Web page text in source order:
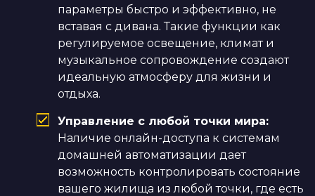
параметры быстро и эффективно, не
вставая с дивана. Такие функции как
регулируемое освещение, климат и
музыкальное сопровождение создают
идеальную атмосферу для жизни и
отдыха.
Управление с любой точки мира:
Наличие онлайн-доступа к системам
домашней автоматизации дает
возможность контролировать состояние
вашего жилища из любой точки, где есть